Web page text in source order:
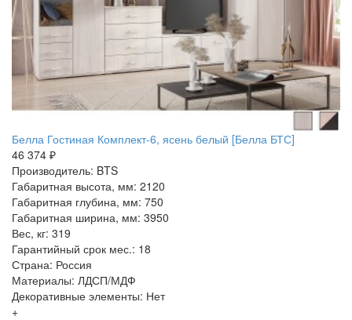
Белла Гостиная Комплект-6, ясень белый [Белла БТС]
46 374 ₽
Производитель: BTS
Габаритная высота, мм: 2120
Габаритная глубина, мм: 750
Габаритная ширина, мм: 3950
Вес, кг: 319
Гарантийный срок мес.: 18
Страна: Россия
Материалы: ЛДСП/МДФ
Декоративные элементы: Нет
+